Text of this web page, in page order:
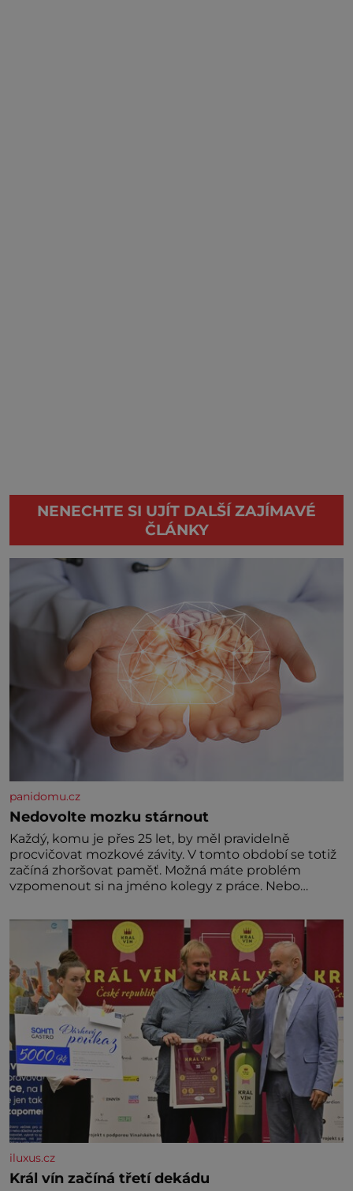
NENECHTE SI UJÍT DALŠÍ ZAJÍMAVÉ
ČLÁNKY
panidomu.cz
Nedovolte mozku stárnout
Každý, komu je přes 25 let, by měl pravidelně
procvičovat mozkové závity. V tomto období se totiž
začíná zhoršovat paměť. Možná máte problém
vzpomenout si na jméno kolegy z práce. Nebo
nedávno přečetli. Je to opravdu tak, s věkem jako
kdyby se paměť rozhodla stávkovat. Cvičte
iluxus.cz
Král vín začíná třetí dekádu